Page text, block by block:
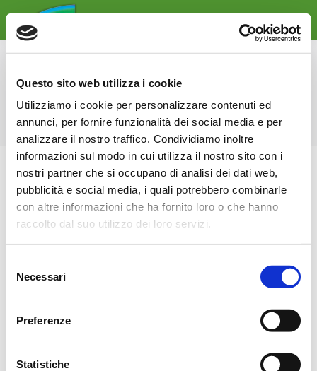
Questo sito web utilizza i cookie
Utilizziamo i cookie per personalizzare contenuti ed
annunci, per fornire funzionalità dei social media e per
analizzare il nostro traffico. Condividiamo inoltre
informazioni sul modo in cui utilizza il nostro sito con i
nostri partner che si occupano di analisi dei dati web,
pubblicità e social media, i quali potrebbero combinarle
con altre informazioni che ha fornito loro o che hanno
raccolto dal suo utilizzo dei loro servizi.
delNecessari
Preferenze
Statistiche
Daily Archives:6 Febbraio 2020
You are here:
Home 2020 Febbraio 06
FRUIT LOGISTICA 2020
FRUIT LOGISTICA, che si terrà a Berlino dal 5 al